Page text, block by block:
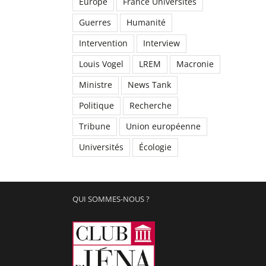
Guerres
Humanité
Intervention
Interview
Louis Vogel
LREM
Macronie
Ministre
News Tank
Politique
Recherche
Tribune
Union européenne
Universités
Écologie
QUI SOMMES-NOUS ?